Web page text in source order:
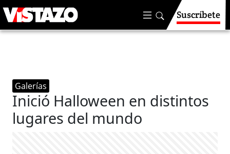
Suscríbete
Galerías
Inició Halloween en distintos
lugares del mundo